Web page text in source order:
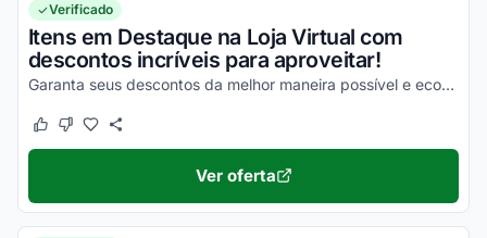
Verificado
Itens em Destaque na Loja Virtual com
descontos incríveis para aproveitar!
Garanta seus descontos da melhor maneira possível e economize!
Este cupom funcionou
Este cupom não funcionou
Ver oferta